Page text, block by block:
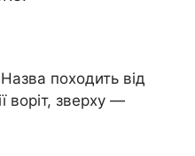
походить від
воріт, зверху —